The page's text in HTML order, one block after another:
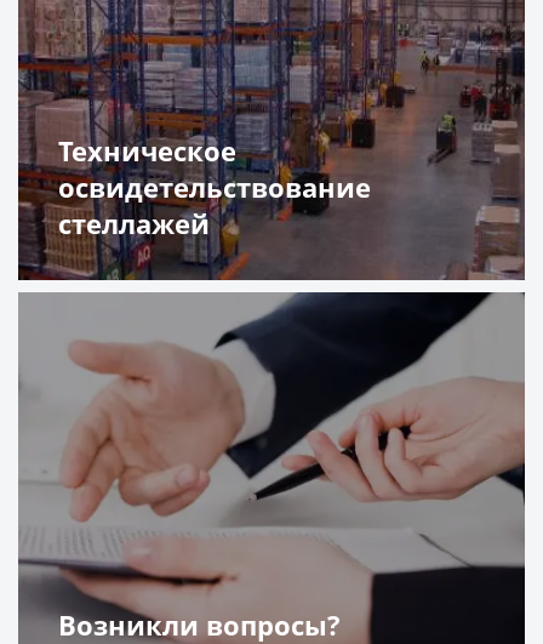
Техническое
освидетельствование
стеллажей
Возникли вопросы?